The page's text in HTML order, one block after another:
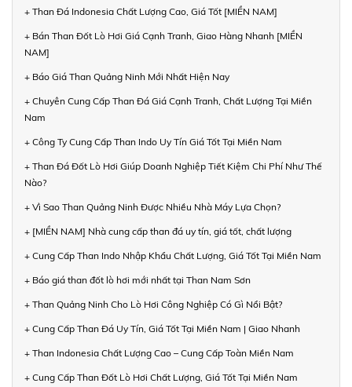
+ Than Đá Indonesia Chất Lượng Cao, Giá Tốt [MIỀN NAM]
+ Bán Than Đốt Lò Hơi Giá Cạnh Tranh, Giao Hàng Nhanh [MIỀN
NAM]
+ Báo Giá Than Quảng Ninh Mới Nhất Hiện Nay
+ Chuyên Cung Cấp Than Đá Giá Cạnh Tranh, Chất Lượng Tại Miền
Nam
+ Công Ty Cung Cấp Than Indo Uy Tín Giá Tốt Tại Miền Nam
+ Than Đá Đốt Lò Hơi Giúp Doanh Nghiệp Tiết Kiệm Chi Phí Như Thế
Nào?
+ Vì Sao Than Quảng Ninh Được Nhiều Nhà Máy Lựa Chọn?
+ [MIỀN NAM] Nhà cung cấp than đá uy tín, giá tốt, chất lượng
+ Cung Cấp Than Indo Nhập Khẩu Chất Lượng, Giá Tốt Tại Miền Nam
+ Báo giá than đốt lò hơi mới nhất tại Than Nam Sơn
+ Than Quảng Ninh Cho Lò Hơi Công Nghiệp Có Gì Nổi Bật?
+ Cung Cấp Than Đá Uy Tín, Giá Tốt Tại Miền Nam | Giao Nhanh
+ Than Indonesia Chất Lượng Cao – Cung Cấp Toàn Miền Nam
+ Cung Cấp Than Đốt Lò Hơi Chất Lượng, Giá Tốt Tại Miền Nam